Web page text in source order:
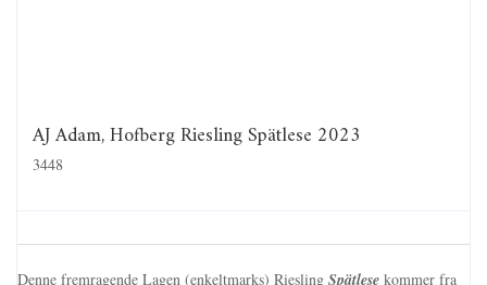
AJ Adam, Hofberg Riesling Spätlese 2023
3448
Denne fremragende Lagen (enkeltmarks) Riesling Spätlese kommer fra